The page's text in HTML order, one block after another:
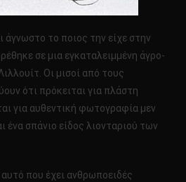
το ποιος την είχε στην
σε μια εγκαταλειμμένη άγρο-
Οι μισοί από τους
ότι πρόκειται για πλάστη
για αυθεντική φωτογραφία μεν
ένα σπάνιο είδος λιονταριού των
αυτό που έχει ανθρωποειδές